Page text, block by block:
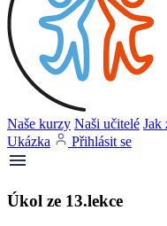
Naše kurzy Naši učitelé Jak
Ukázka
Přihlásit se
Úkol ze 13.lekce